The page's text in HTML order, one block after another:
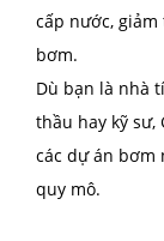
cấp nước,
bơm.
Dù bạn là nhà
thầu hay kỹ sư,
các dự án bơm
quy mô.